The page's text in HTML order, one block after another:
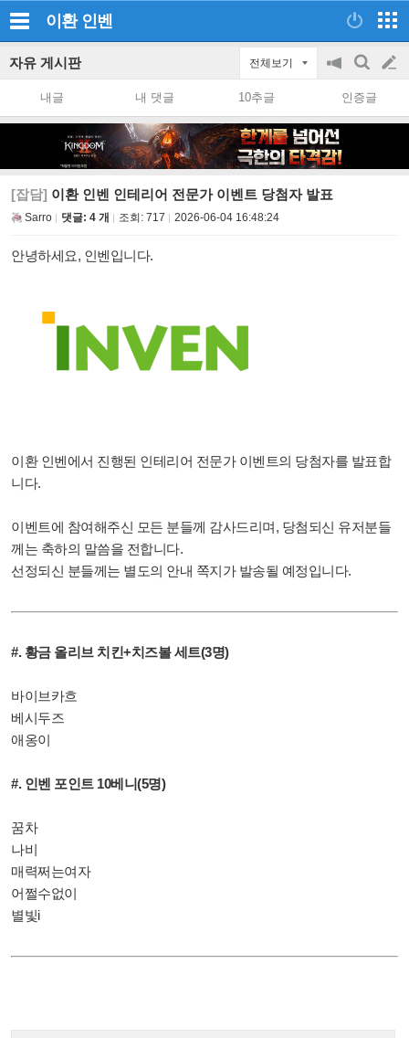
이환 인벤
자유 게시판 전체보기
공
on/off
검
색
글
쓰
내글 내 댓글 10추글 인증글
[잡담] 이환 인벤 인테리어 전문가 이벤트 당첨자 발표
Sarro 댓글: 4 개 조회: 717 2026-06-04 16:48:24
안녕하세요, 인벤입니다.
이환 인벤에서 진행된 인테리어 전문가 이벤트의 당첨자를 발표합
니다.
이벤트에 참여해주신 모든 분들께 감사드리며, 당첨되신 유저분들
께는 축하의 말씀을 전합니다.
선정되신 분들께는 별도의 안내 쪽지가 발송될 예정입니다.
#. 황금 올리브 치킨+치즈볼 세트(3명)
바이브카흐
베시두즈
애옹이
#. 인벤 포인트 10베니(5명)
꿈차
나비
매력쩌는여자
어쩔수없이
별빛i